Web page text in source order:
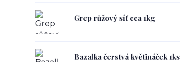
Grep růžový síť cca 1kg
Bazalka čerstvá květináček 1ks